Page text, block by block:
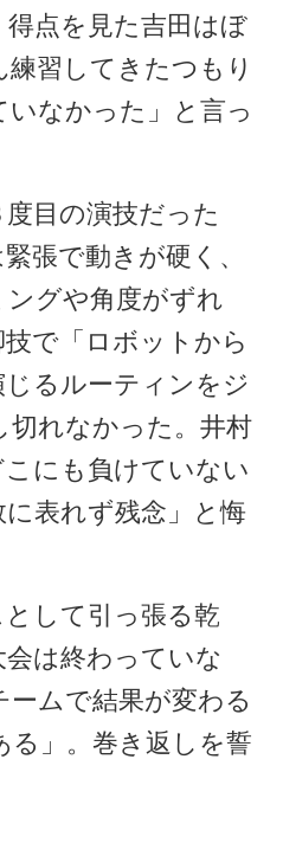
得点を見た吉田はぼ
習してきたつもり
なかった」と言っ
目の演技だった
張で動きが硬く、
グや角度がずれ
で「ロボットから
るルーティンをジ
切れなかった。井村
にも負けていない
表れず残念」と悔
して引っ張る乾
は終わっていな
ムで結果が変わる
」。巻き返しを誓